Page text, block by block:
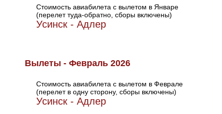
Стоимость авиабилета с вылетом в Январе
(перелет туда-обратно, сборы включены)
Усинск - Адлер
Вылеты - Февраль 2026
Стоимость авиабилета с вылетом в Феврале
(перелет в одну сторону, сборы включены)
Усинск - Адлер